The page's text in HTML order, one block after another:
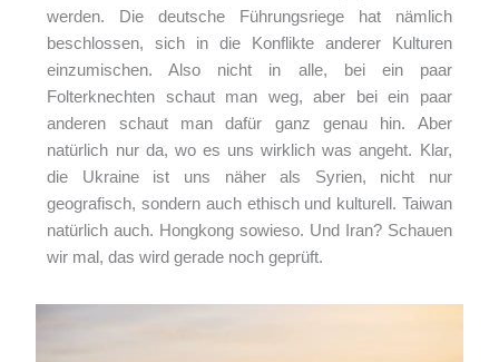
werden. Die deutsche Führungsriege hat nämlich
beschlossen, sich in die Konflikte anderer Kulturen
einzumischen. Also nicht in alle, bei ein paar
Folterknechten schaut man weg, aber bei ein paar
anderen schaut man dafür ganz genau hin. Aber
natürlich nur da, wo es uns wirklich was angeht. Klar,
die Ukraine ist uns näher als Syrien, nicht nur
geografisch, sondern auch ethisch und kulturell. Taiwan
natürlich auch. Hongkong sowieso. Und Iran? Schauen
wir mal, das wird gerade noch geprüft.